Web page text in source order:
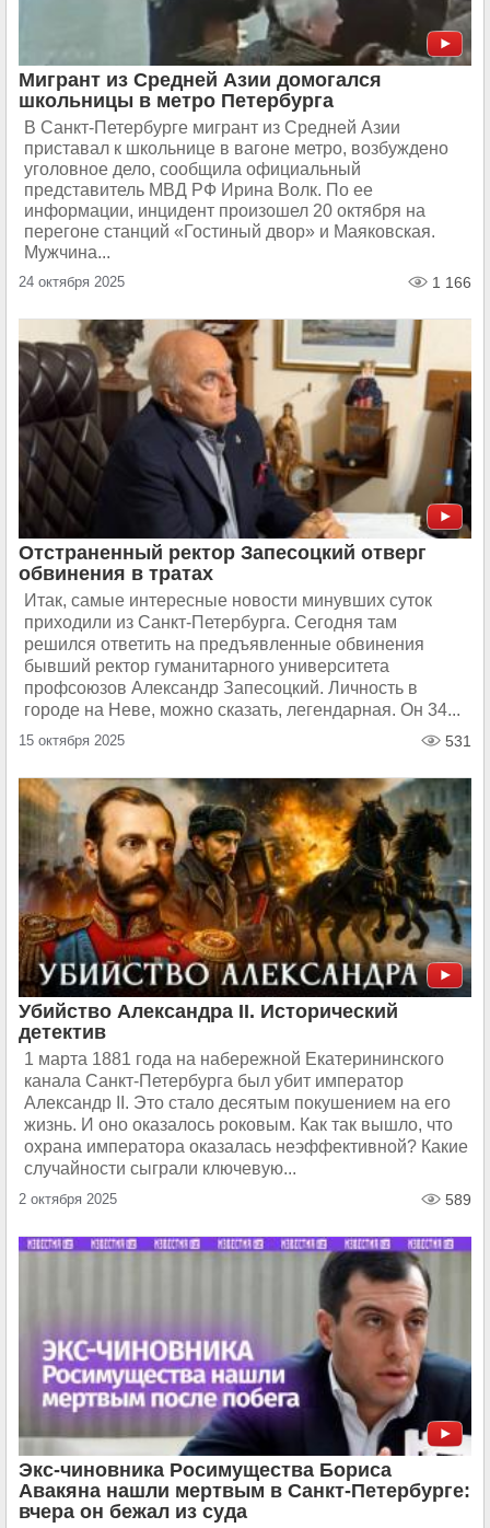
Мигрант из Средней Азии домогался
школьницы в метро Петербурга
В Санкт-Петербурге мигрант из Средней Азии
приставал к школьнице в вагоне метро, возбуждено
уголовное дело, сообщила официальный
представитель МВД РФ Ирина Волк. По ее
информации, инцидент произошел 20 октября на
перегоне станций «Гостиный двор» и Маяковская.
Мужчина...
24 октября 2025 1 166
Отстраненный ректор Запесоцкий отверг
обвинения в тратах
Итак, самые интересные новости минувших суток
приходили из Санкт-Петербурга. Сегодня там
решился ответить на предъявленные обвинения
бывший ректор гуманитарного университета
профсоюзов Александр Запесоцкий. Личность в
городе на Неве, можно сказать, легендарная. Он 34...
15 октября 2025 531
Убийство Александра II. Исторический
детектив
1 марта 1881 года на набережной Екатерининского
канала Санкт-Петербурга был убит император
Александр II. Это стало десятым покушением на его
жизнь. И оно оказалось роковым. Как так вышло, что
охрана императора оказалась неэффективной? Какие
случайности сыграли ключевую...
2 октября 2025 589
Экс-чиновника Росимущества Бориса
Авакяна нашли мертвым в Санкт-Петербурге:
вчера он бежал из суда